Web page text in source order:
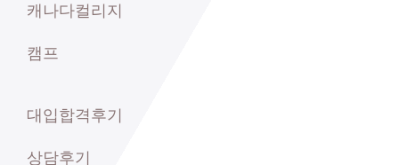
캐나다컬리지
캠프
대입합격후기
상담후기